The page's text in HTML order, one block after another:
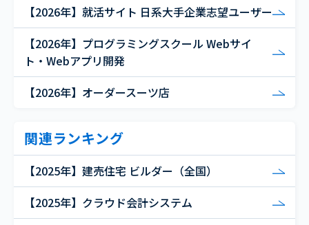
【2026年】就活サイト 日系大手企業志望ユーザー
【2026年】プログラミングスクール Webサイ
ト・Webアプリ開発
【2026年】オーダースーツ店
関連ランキング
【2025年】建売住宅 ビルダー（全国）
【2025年】クラウド会計システム